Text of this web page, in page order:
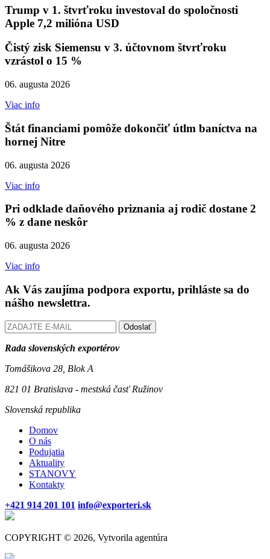
Trump v 1. štvrťroku investoval do spoločnosti
Apple 7,2 milióna USD
Čistý zisk Siemensu v 3. účtovnom štvrťroku
vzrástol o 15 %
06. augusta 2026
Viac info
Štát financiami pomôže dokončiť útlm baníctva na
hornej Nitre
06. augusta 2026
Viac info
Pri odklade daňového priznania aj rodič dostane 2
% z dane neskôr
06. augusta 2026
Viac info
Ak Vás zaujíma podpora exportu, prihláste sa do
nášho newslettra.
Odoslať
Rada slovenských exportérov
Tomášikova 28, Blok A
821 01 Bratislava - mestská časť Ružinov
Slovenská republika
Domov
O nás
Podujatia
Aktuality
STANOVY
Kontakty
+421 914 201 101 info@exporteri.sk
COPYRIGHT © 2026, Vytvorila agentúra